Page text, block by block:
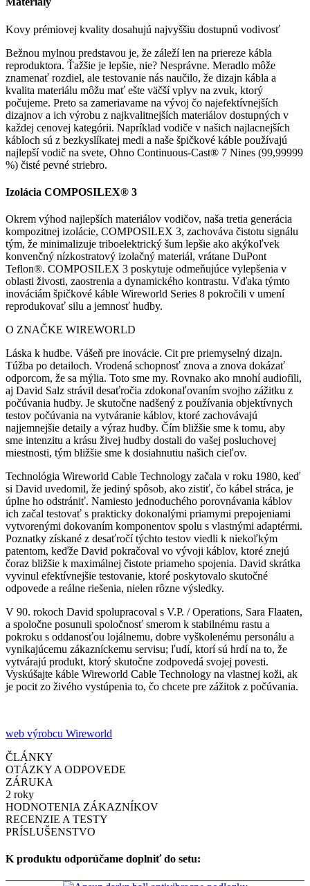
Kovy prémiovej kvality dosahujú najvyššiu dostupnú vodivosť
Bežnou mylnou predstavou je, že záleží len na priereze kábla
reproduktora. Ťažšie je lepšie, nie? Nesprávne. Meradlo môže
znamenať rozdiel, ale testovanie nás naučilo, že dizajn kábla a
kvalita materiálu môžu mať ešte väčší vplyv na zvuk, ktorý
počujeme. Preto sa zameriavame na vývoj čo najefektívnejších
dizajnov a ich výrobu z najkvalitnejších materiálov dostupných v
každej cenovej kategórii. Napríklad vodiče v našich najlacnejších
kábloch sú z bezkyslíkatej medi a naše špičkové káble používajú
najlepší vodič na svete, Ohno Continuous-Cast® 7 Nines (99,99999
%) čisté pevné striebro.
Izolácia COMPOSILEX® 3
Okrem výhod najlepších materiálov vodičov, naša tretia generácia
kompozitnej izolácie, COMPOSILEX 3, zachováva čistotu signálu
tým, že minimalizuje triboelektrický šum lepšie ako akýkoľvek
konvenčný nízkostratový izolačný materiál, vrátane DuPont
Teflon®. COMPOSILEX 3 poskytuje odmeňujúce vylepšenia v
oblasti živosti, zaostrenia a dynamického kontrastu. Vďaka týmto
inováciám špičkové káble Wireworld Series 8 pokročili v umení
reprodukovať silu a jemnosť hudby.
O ZNAČKE WIREWORLD
Láska k hudbe. Vášeň pre inovácie. Cit pre priemyselný dizajn.
Túžba po detailoch. Vrodená schopnosť znova a znova dokázať
odporcom, že sa mýlia. Toto sme my. Rovnako ako mnohí audiofili,
aj David Salz strávil desaťročia zdokonaľovaním svojho zážitku z
počúvania hudby. Je skutočne nadšený z používania objektívnych
testov počúvania na vytváranie káblov, ktoré zachovávajú
najjemnejšie detaily a výraz hudby. Čím bližšie sme k tomu, aby
sme intenzitu a krásu živej hudby dostali do vašej posluchovej
miestnosti, tým bližšie sme k dosiahnutiu našich cieľov.
Technológia Wireworld Cable Technology začala v roku 1980, keď
si David uvedomil, že jediný spôsob, ako zistiť, čo kábel stráca, je
úplne ho odstrániť. Namiesto jednoduchého porovnávania káblov
ich začal testovať s prakticky dokonalými priamymi prepojeniami
vytvorenými dokovaním komponentov spolu s vlastnými adaptérmi.
Poznatky získané z desaťročí týchto testov viedli k niekoľkým
patentom, keďže David pokračoval vo vývoji káblov, ktoré znejú
čoraz bližšie k maximálnej čistote priameho spojenia. David skrátka
vyvinul efektívnejšie testovanie, ktoré poskytovalo skutočné
odpovede a reálne riešenia, nielen rôzne výsledky.
V 90. rokoch David spolupracoval s V.P. / Operations, Sara Flaaten,
a spoločne posunuli spoločnosť smerom k stabilnému rastu a
pokroku s oddanosťou lojálnemu, dobre vyškolenému personálu a
vynikajúcemu zákazníckemu servisu; ľudí, ktorí sú hrdí na to, že
vytvárajú produkt, ktorý skutočne zodpovedá svojej povesti.
Vyskúšajte káble Wireworld Cable Technology na vlastnej koži, ak
je pocit zo živého vystúpenia to, čo chcete pre zážitok z počúvania.
web výrobcu Wireworld
ČLÁNKY
OTÁZKY A ODPOVEDE
ZÁRUKA
2 roky
HODNOTENIA ZÁKAZNÍKOV
RECENZIE A TESTY
PRÍSLUŠENSTVO
K produktu odporúčame doplniť do setu: